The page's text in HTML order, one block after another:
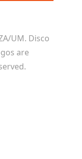
UM. Disco
are